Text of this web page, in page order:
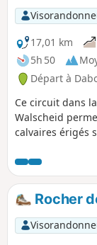
17,01 km
5h 50
Départ à
Ce circuit dans
Walscheid
calvaires érigés
gallo-romain
superbe vue sur
du Dabo et un
Le retour le long
promenade très
Rocher